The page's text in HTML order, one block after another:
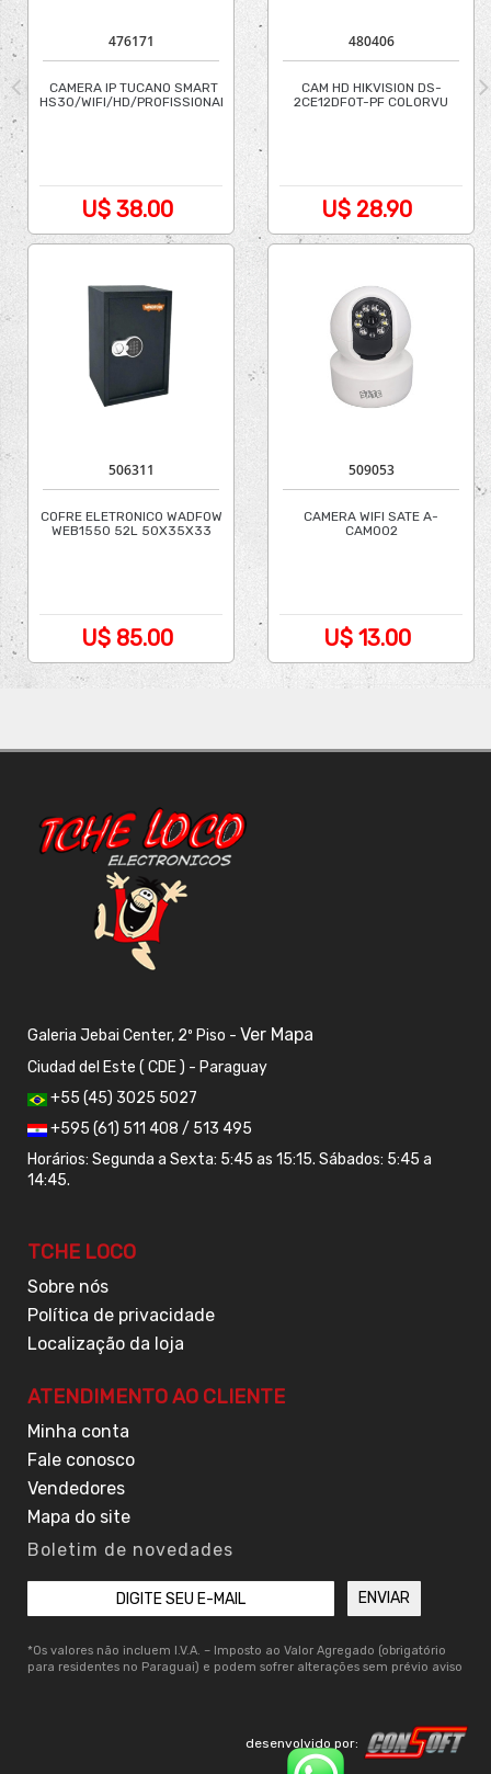
476171
CAMERA IP TUCANO SMART
HS30/WIFI/HD/PROFISSIONAL
U$ 38.00
480406
CAM HD HIKVISION DS-
2CE12DF0T-PF COLORVU
U$ 28.90
506311
COFRE ELETRONICO WADFOW
WEB1550 52L 50X35X33
U$ 85.00
509053
CAMERA WIFI SATE A-
CAM002
U$ 13.00
Galeria Jebai Center, 2º Piso - Ver Mapa
Ciudad del Este ( CDE ) - Paraguay
+55 (45) 3025 5027
+595 (61) 511 408 / 513 495
Horários: Segunda a Sexta: 5:45 as 15:15. Sábados: 5:45 a
14:45.
TCHE LOCO
Sobre nós
Política de privacidade
Localização da loja
ATENDIMENTO AO CLIENTE
Minha conta
Fale conosco
Vendedores
Mapa do site
Boletim de novedades
*Os valores não incluem I.V.A. – Imposto ao Valor Agregado (obrigatório
para residentes no Paraguai) e podem sofrer alterações sem prévio aviso
desenvolvido por: